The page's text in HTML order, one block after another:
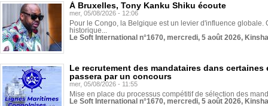
À Bruxelles, Tony Kanku Shiku écoute
mer, 05/08/2026 - 12:06
Pour le Congo, la Belgique est un levier d'influence globale.
historique...
Le Soft International n°1670, mercredi, 5 août 2026,
Le recrutement des mandataires dans
passera par un concours
mer, 05/08/2026 - 11:55
Mise en place du processus compétitif de sélection des
Le Soft International n°1670, mercredi, 5 août 2026,